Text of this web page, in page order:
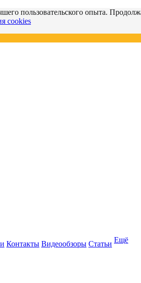
пользовательского опыта.
cookies
Контакты Видеообзоры Статьи Ещё